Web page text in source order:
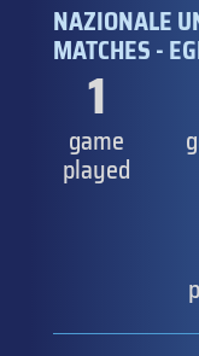
NAZIONALE
MATCHES -
1
game
played